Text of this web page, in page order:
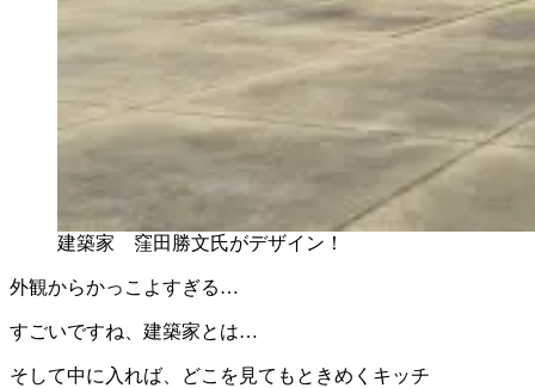
建築家 窪田勝文氏がデザイン！
外観からかっこよすぎる…
すごいですね、建築家とは…
そして中に入れば、どこを見てもときめくキッチ